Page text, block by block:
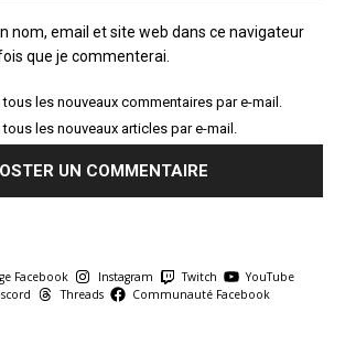
nom, email et site web dans ce navigateur
que je commenterai.
les nouveaux commentaires par e-mail.
les nouveaux articles par e-mail.
Facebook Instagram Twitch
YouTube
Threads Communauté Facebook